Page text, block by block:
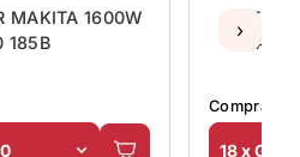
MAKITA 1600W
185B
Comprá en
18 x Gs.
›